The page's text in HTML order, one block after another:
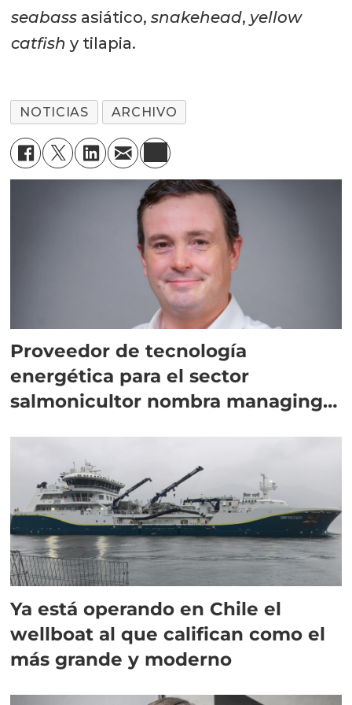
seabassasiático, snakehead, yellow
catfish y tilapia.
NOTICIAS ARCHIVO
Proveedor de tecnología
energética para el sector
salmonicultor nombra managing
Ya está operando en Chile el
wellboat al que califican como el
más grande y moderno